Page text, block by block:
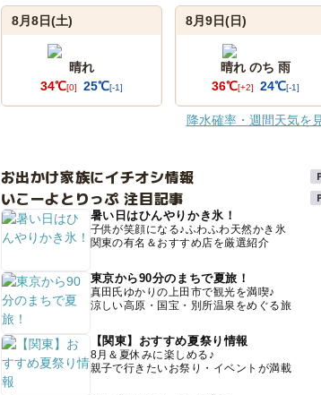
8月8日(土)
晴れ
34℃[0] 25℃[-1]
8月9日(日)
晴れ のち 雨
36℃[+2] 24℃[-1]
降水確率・週間天気を
お出かけ家族にイチオシ情報
いこーよとりっぷ 注目記事
暑い日はひんやりかき氷！
子供が笑顔になる♪ふわふわ天然かき氷
関東の有名＆おすすめ店を厳選紹介
東京から90分のまちで夏旅！
真田氏ゆかりの上田市で観光を満喫♪
涼しい高原・国宝・別所温泉をめぐる旅
【関東】おすすめ夏祭り情報
8月＆夏休みに楽しめる♪
親子で行きたいお祭り・イベントが満載